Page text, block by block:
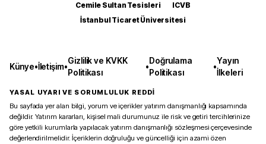
Cemile Sultan Tesisleri
ICVB
İstanbul Ticaret Üniversitesi
Künye•İletişim•
Gizlilik ve KVKK
Politikası
•
Doğrulama
Politikası
•
Yayın
İlkeleri
YASAL UYARI VE SORUMLULUK REDDİ
Bu sayfada yer alan bilgi, yorum ve içerikler yatırım danışmanlığı kapsamında
değildir. Yatırım kararları, kişisel mali durumunuz ile risk ve getiri tercihlerinize
göre yetkili kurumlarla yapılacak yatırım danışmanlığı sözleşmesi çerçevesinde
değerlendirilmelidir. İçeriklerin doğruluğu ve güncelliği için azami özen